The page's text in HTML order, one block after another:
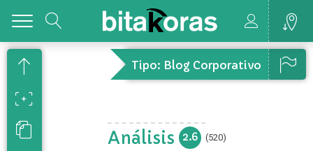
Tipo: Blog Corporativo
Análisis 2.6 (520)